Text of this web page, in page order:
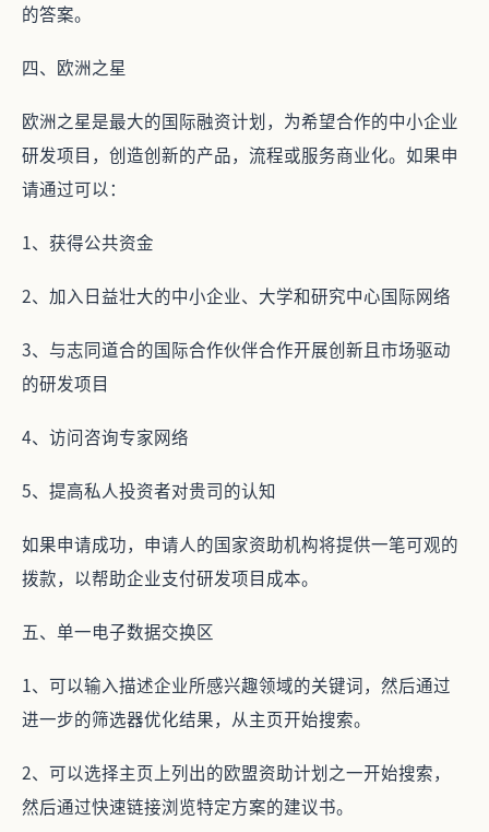
的答案。
四、 欧洲之星
欧洲之星是最大的国际融资计划，为希望合作的中小企业
研发项目，创造创新的产品，流程或服务商业化。如果申
请通过可以：
1、获得公共资金
2、加入日益壮大的中小企业、大学和研究中心国际网络
3、与志同道合的国际合作伙伴合作开展创新且市场驱动
的研发项目
4、访问咨询专家网络
5、提高私人投资者对贵司的认知
如果申请成功，申请人的国家资助机构将提供一笔可观的
拨款，以帮助企业支付研发项目成本。
五、单一电子数据交换区
1、可以输入描述企业所感兴趣领域的关键词，然后通过
进一步的筛选器优化结果，从主页开始搜索。
2、可以选择主页上列出的欧盟资助计划之一开始搜索，
然后通过快速链接浏览特定方案的建议书。